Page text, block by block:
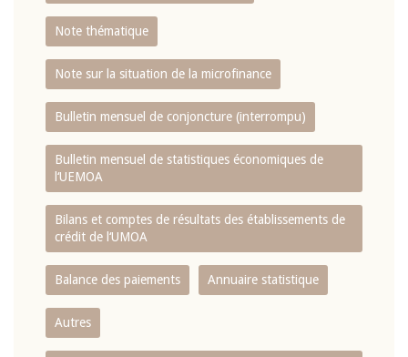
Note thématique
Note sur la situation de la microfinance
Bulletin mensuel de conjoncture (interrompu)
Bulletin mensuel de statistiques économiques de
l‘UEMOA
Bilans et comptes de résultats des établissements de
crédit de l‘UMOA
Balance des paiements Annuaire statistique
Autres